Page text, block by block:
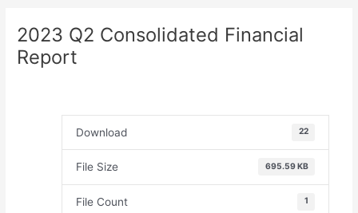
2023 Q2 Consolidated Financial
Report
Download 22
File Size 695.59 KB
File Count 1
navigation